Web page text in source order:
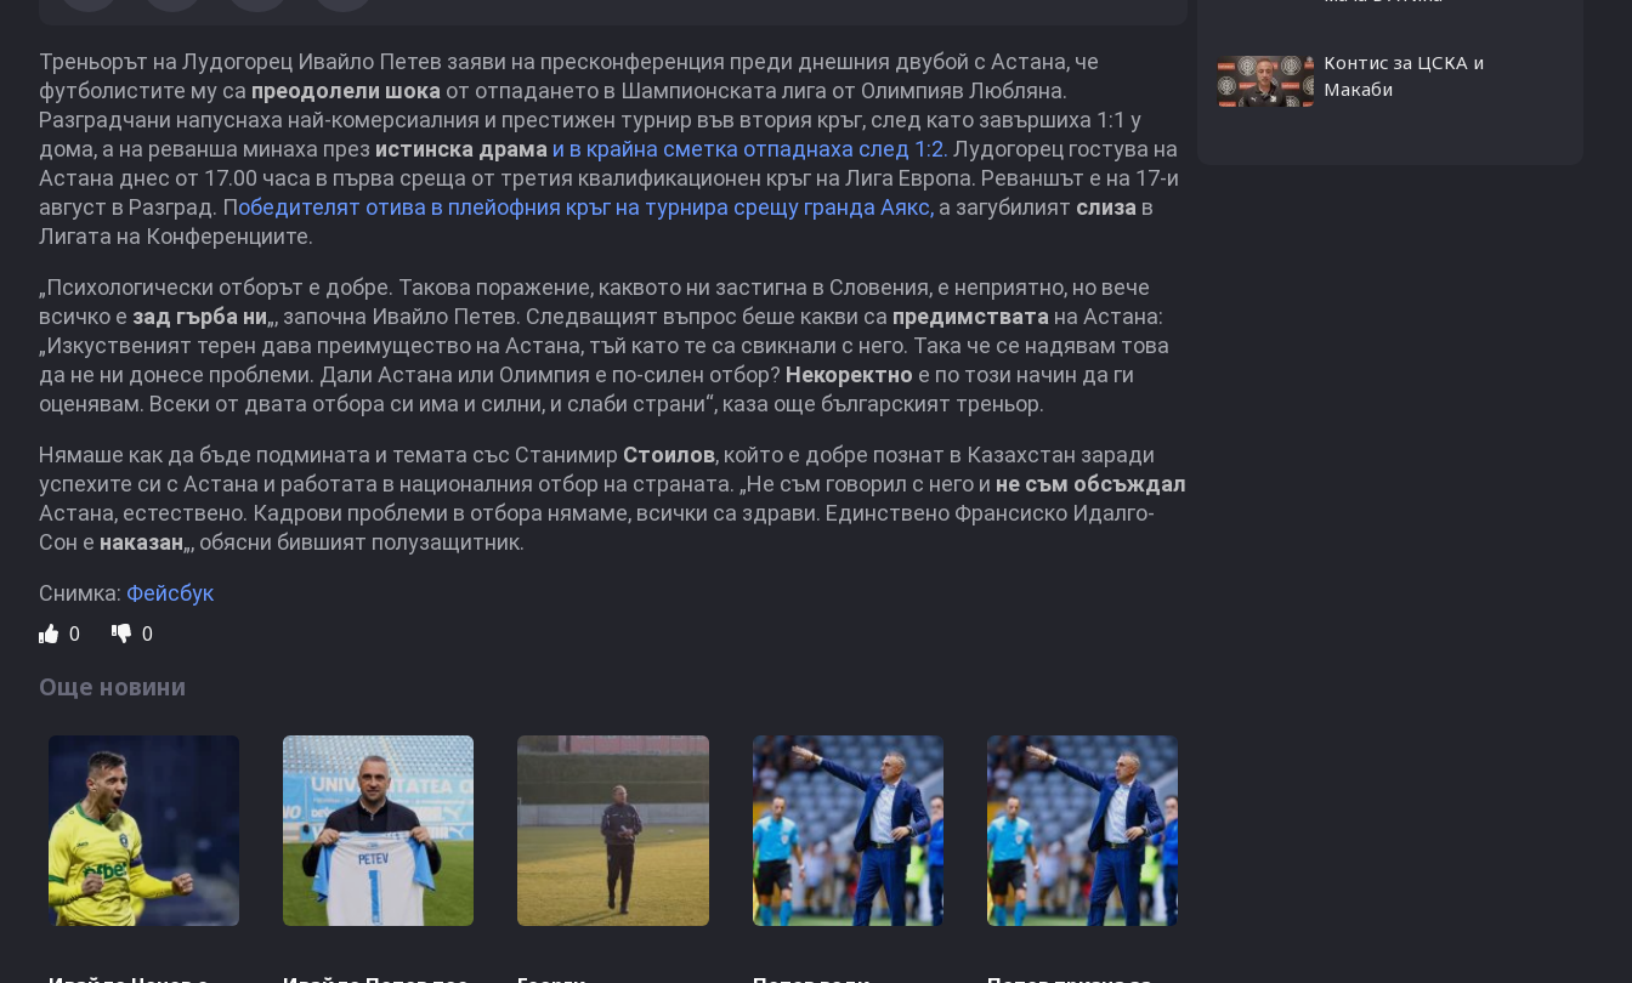
Треньорът на Лудогорец Ивайло Петев заяви на пресконференция преди днешния двубой с Астана, че
футболистите му са преодолели шока от отпадането в Шампионската лига от Олимпияв Любляна.
Разградчани напуснаха най-комерсиалния и престижен турнир във втория кръг, след като завършиха 1:1 у
дома, а на реванша минаха през истинска драма и в крайна сметка отпаднаха след 1:2. Лудогорец гостува на
Астана днес от 17.00 часа в първа среща от третия квалификационен кръг на Лига Европа. Реваншът е на 17-и
август в Разград. Победителят отива в плейофния кръг на турнира срещу гранда Аякс, а загубилият слиза в
Лигата на Конференциите.
„Психологически отборът е добре. Такова поражение, каквото ни застигна в Словения, е неприятно, но вече
всичко е зад гърба ни„, започна Ивайло Петев. Следващият въпрос беше какви са предимствата на Астана:
„Изкуственият терен дава преимущество на Астана, тъй като те са свикнали с него. Така че се надявам това
да не ни донесе проблеми. Дали Астана или Олимпия е по-силен отбор? Некоректно е по този начин да ги
оценявам. Всеки от двата отбора си има и силни, и слаби страни“, каза още българският треньор.
Нямаше как да бъде подмината и темата със Станимир Стоилов, който е добре познат в Казахстан заради
успехите си с Астана и работата в националния отбор на страната. „Не съм говорил с него и не съм обсъждал
Астана, естествено. Кадрови проблеми в отбора нямаме, всички са здрави. Единствено Франсиско Идалго-
Сон е наказан„, обясни бившият полузащитник.
Снимка: Фейсбук
0 0
Още новини
Контис за ЦСКА и
Макаби